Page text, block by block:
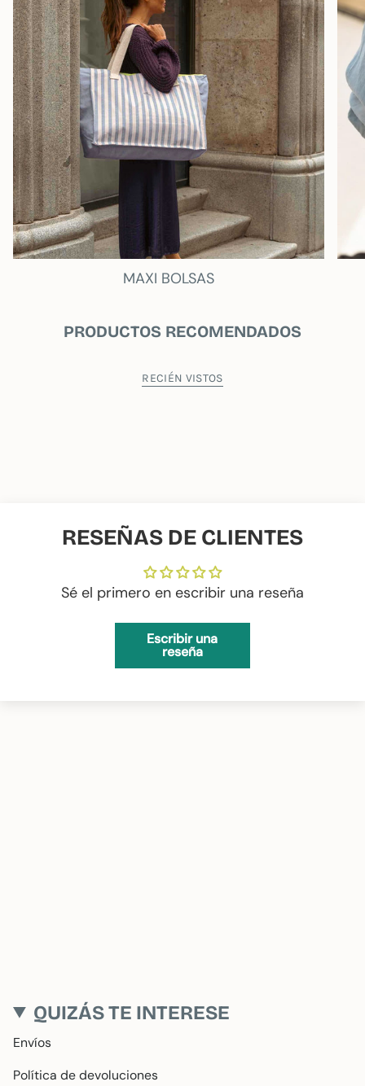
problema pero no la metas en la secadora, que
al ser algodón, puede encoger.
Composición:
65% PES 35% CO
Medidas:
20,5cm X 13cm
MAXI BOLSAS
PRODUCTOS RECOMENDADOS
RECIÉN VISTOS
RESEÑAS DE CLIENTES
Sé el primero en escribir una reseña
Escribir una
reseña
QUIZÁS TE INTERESE
Envíos
Política de devoluciones